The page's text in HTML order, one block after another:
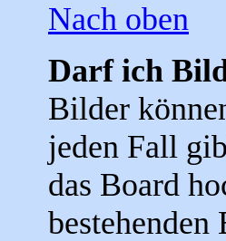
Nach oben
Darf ich
Bilder
jeden Fall
das Board